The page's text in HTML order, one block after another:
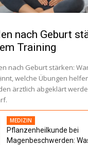
nach Geburt
Training
nach Geburt stärken:
welche Übungen
ärztlich abgeklärt
MEDIZIN
Pflanzenheilkunde bei
Magenbeschwerden: